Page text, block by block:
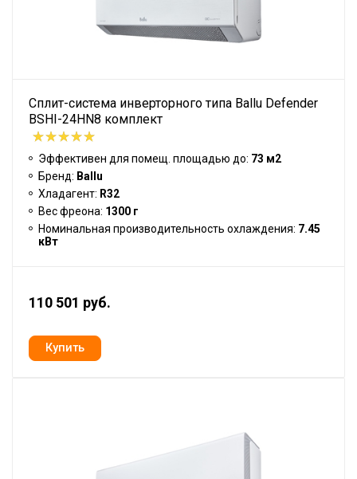
Сплит-система инверторного типа Ballu Defender
BSHI-24HN8 комплект
Эффективен для помещ. площадью до: 73 м2
Бренд: Ballu
Хладагент: R32
Вес фреона: 1300 г
Номинальная производительность охлаждения: 7.45
кВт
110 501 руб.